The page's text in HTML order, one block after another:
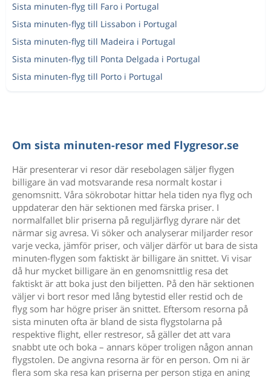
Sista minuten-flyg till Faro i Portugal
Sista minuten-flyg till Lissabon i Portugal
Sista minuten-flyg till Madeira i Portugal
Sista minuten-flyg till Ponta Delgada i Portugal
Sista minuten-flyg till Porto i Portugal
Om sista minuten-resor med Flygresor.se
Här presenterar vi resor där resebolagen säljer flygen
billigare än vad motsvarande resa normalt kostar i
genomsnitt. Våra sökrobotar hittar hela tiden nya flyg och
uppdaterar den här sektionen med färska priser. I
normalfallet blir priserna på reguljärflyg dyrare när det
närmar sig avresa. Vi söker och analyserar miljarder resor
varje vecka, jämför priser, och väljer därför ut bara de sista
minuten-flygen som faktiskt är billigare än snittet. Vi visar
då hur mycket billigare än en genomsnittlig resa det
faktiskt är att boka just den biljetten. På den här sektionen
väljer vi bort resor med lång bytestid eller restid och de
flyg som har högre priser än snittet. Eftersom resorna på
sista minuten ofta är bland de sista flygstolarna på
respektive flight, eller restresor, så gäller det att vara
snabbt ute och boka – annars köper troligen någon annan
flygstolen. De angivna resorna är för en person. Om ni är
flera som ska resa kan priserna per person stiga en aning